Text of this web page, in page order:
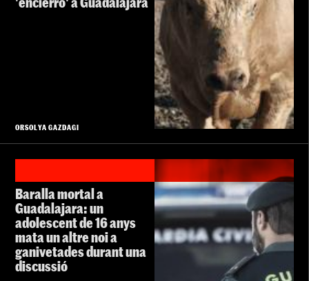
ORSOLYA GAZDAGI
Baralla mortal a
Guadalajara: un
adolescent de 16 anys
mata un altre noi a
ganivetades durant una
discussió